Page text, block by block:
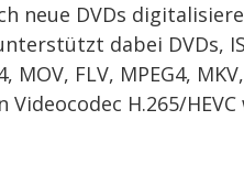
neue DVDs
dabei DVDs,
FLV, MPEG4,
H.265/